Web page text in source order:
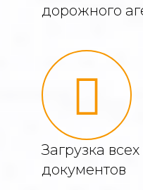
дорожного
Загрузка
документов